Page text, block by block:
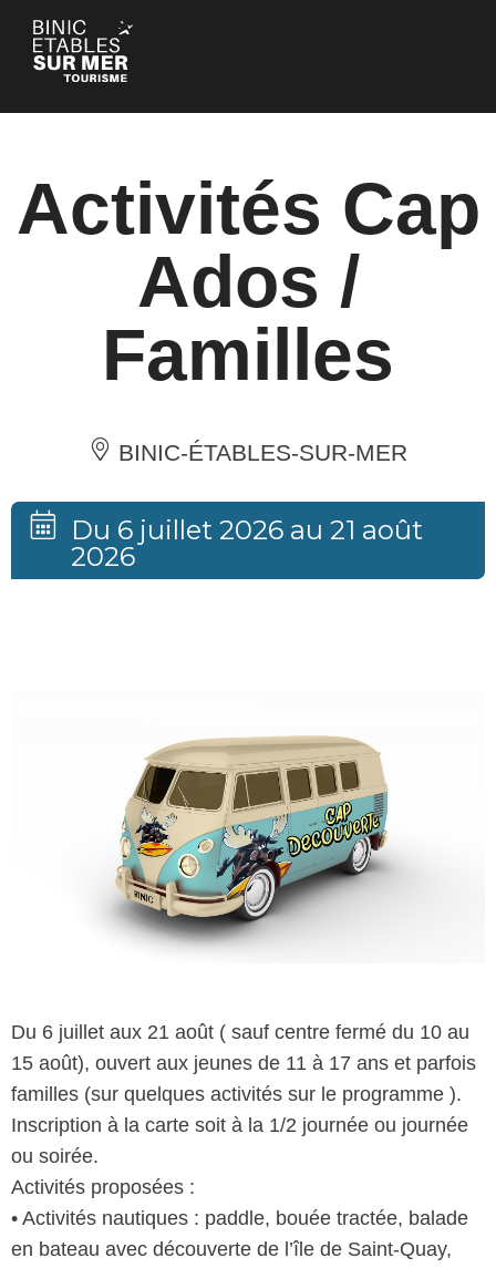
Panneau de gestion des cookies
Activités Cap
Ados /
Familles
BINIC-ÉTABLES-SUR-MER
Du 6 juillet 2026 au 21 août
2026
Du 6 juillet aux 21 août ( sauf centre fermé du 10 au
15 août), ouvert aux jeunes de 11 à 17 ans et parfois
familles (sur quelques activités sur le programme ).
Inscription à la carte soit à la 1/2 journée ou journée
ou soirée.
Activités proposées :
• Activités nautiques : paddle, bouée tractée, balade
en bateau avec découverte de l’île de Saint-Quay,